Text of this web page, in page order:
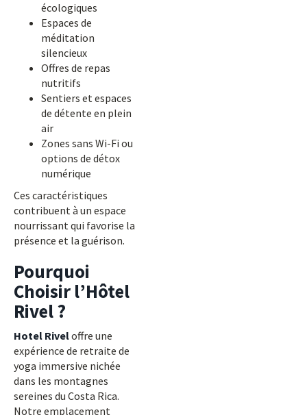
écologiques
Espaces de
méditation
silencieux
Offres de repas
nutritifs
Sentiers et espaces
de détente en plein
air
Zones sans Wi-Fi ou
options de détox
numérique
Ces caractéristiques
contribuent à un espace
nourrissant qui favorise la
présence et la guérison.
Pourquoi
Choisir l’Hôtel
Rivel ?
Hotel Riveloffre une
expérience de retraite de
yoga immersive nichée
dans les montagnes
sereines du Costa Rica.
Notre emplacement